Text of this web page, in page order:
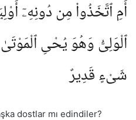
أَمِ ٱتَّخَذُوا۟ مِن دُونِهِۦٓ
ٱلْوَلِىُّ وَهُوَ يُحْىِ
شَىْءٍ قَدِيرٌ
dostlar mı edindiler?